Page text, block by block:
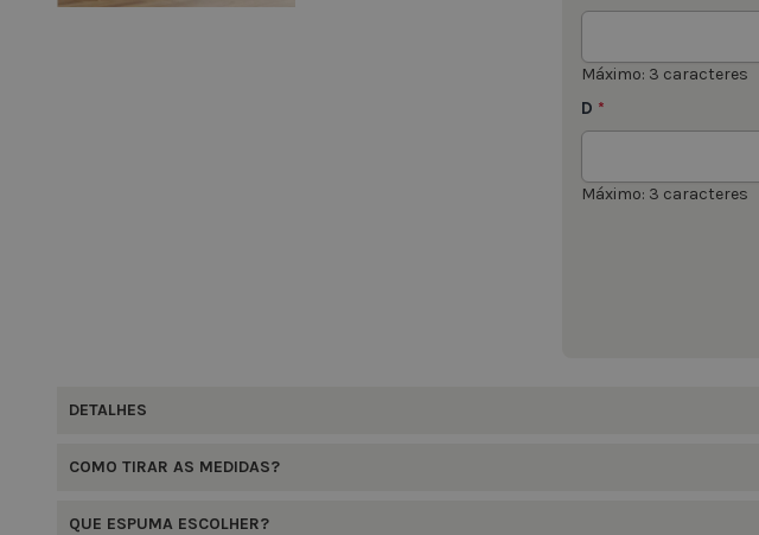
Máximo: 3 caracteres
D *
Máximo: 3 caracteres
DETALHES
COMO TIRAR AS MEDIDAS?
QUE ESPUMA ESCOLHER?